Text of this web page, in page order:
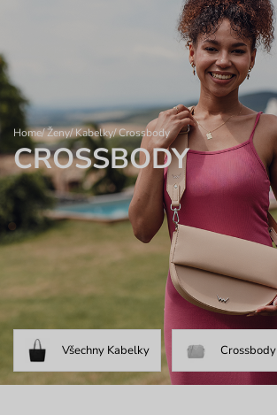
Home/Ženy/Kabelky/Crossbody
CROSSBODY
Všechny Kabelky Crossbody